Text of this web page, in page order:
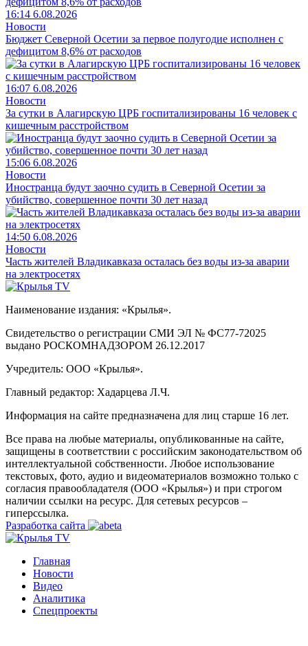
16:14 6.08.2026
Новости
Бюджет Северной Осетии за первое полугодие исполнен с
дефицитом 8,6% от расходов
16:07 6.08.2026
Новости
За сутки в Алагирскую ЦРБ госпитализированы 16 человек с
кишечным расстройством
15:06 6.08.2026
Новости
Иностранца будут заочно судить в Северной Осетии за
убийство, совершенное почти 30 лет назад
14:50 6.08.2026
Новости
Часть жителей Владикавказа осталась без воды из-за аварии
на электросетях
Наименование издания: «Крылья».
Свидетельство о регистрации СМИ ЭЛ № ФС77-72025
выдано РОСКОМНАДЗОРОМ 26.12.2017
Учредитель: ООО «Крылья».
Главный редактор: Хадарцева Л.Ч.
Информация на сайте предназначена для лиц старше 16 лет.
Все права на любые материалы, опубликованные на сайте,
защищены в соответствии с российским законодательством об
интеллектуальной собственности. Любое использование
текстовых, фото, аудио и видеоматериалов возможно только с
согласия правообладателя (ООО «Крылья») и при строгом
наличии ссылки на ресурс. Для сетевых ресурсов –
гиперссылка.
Разработка сайта
Главная
Новости
Видео
Аналитика
Спецпроекты